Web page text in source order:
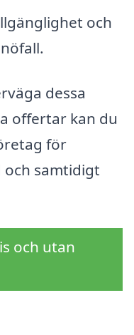
och
dessa
offertar kan du
för
och samtidigt
och utan